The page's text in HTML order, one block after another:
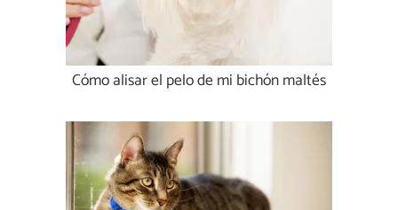
Cómo alisar el pelo de mi bichón maltés